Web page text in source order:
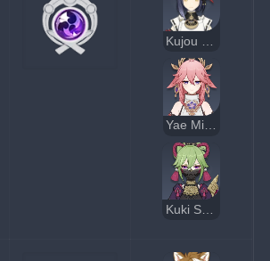
Yae Miko
Kuki Shinobu